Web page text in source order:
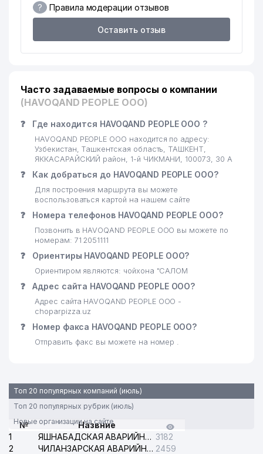
20
CORRIDA FOOD СЕМЕЙНОЕ
ПРЕДПРИЯТИЕ
LOGISTIK ООО
24
СПЕЦИАЛИЗИРОВАННАЯ
ШКОЛА ДЛЯ ДЕТЕЙ С
ОГРАНИЧЕННЫМИ
430 м
25 KEY SOLUTIONS ООО
26
KATTA TANAFFUS BILIMDON
483 м
27
ТЕРРИТОРИАЛЬНОЕ
КОММУНАЛЬНО-
ЭКСПЛУАТАЦИОННОЕ
28
DAVR BANK ЧАКБ
ЯККАСАРАЙСКИЙ ФИЛИАЛ
518 м
31
ЦЕНТР
СПЕЦИАЛИЗИРОВАННОГО
АНАЛИТИЧЕСКОГО КОНТРОЛЯ
В ОБЛАСТИ ОХРАНЫ
ОКРУЖАЮЩЕЙ СРЕДЫ
? Правила модерации отзывов
Оставить отзыв
Часто задаваемые вопросы о компании
(HAVOQAND PEOPLE ООО)
❓ Где находится HAVOQAND PEOPLE ООО ?
HAVOQAND PEOPLE ООО находится по адресу:
Узбекистан, Ташкентская область, ТАШКЕНТ,
ЯККАСАРАЙСКИЙ район, 1-й ЧИКМАНИ, 100073, 30 А
❓ Как добраться до HAVOQAND PEOPLE ООО?
Для построения маршрута вы можете
воспользоваться картой на нашем сайте
❓ Номера телефонов HAVOQAND PEOPLE ООО?
Позвонить в HAVOQAND PEOPLE ООО вы можете по
номерам: 71 2051111
❓ Ориентиры HAVOQAND PEOPLE ООО?
Ориентиром являются: чойхона "САЛОМ
❓ Адрес сайта HAVOQAND PEOPLE ООО?
Адрес сайта HAVOQAND PEOPLE ООО -
choparpizza.uz
❓ Номер факса HAVOQAND PEOPLE ООО?
Отправить факс вы можете на номер .
Топ 20 популярных компаний (июль)
Топ 20 популярных рубрик (июль)
Новые организации на сайте
№
Назвние
1
ЯШНАБАДСКАЯ АВАРИЙНАЯ СЛУЖБА ЭЛЕКТРОСЕТИ 3182
2
ЧИЛАНЗАРСКАЯ АВАРИЙНАЯ СЛУЖБА ЭЛЕКТРОСЕТИ 2459